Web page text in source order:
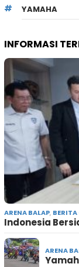
YAMAHA
INFORMASI
ARENA BALAP,
Indonesia
ARENA